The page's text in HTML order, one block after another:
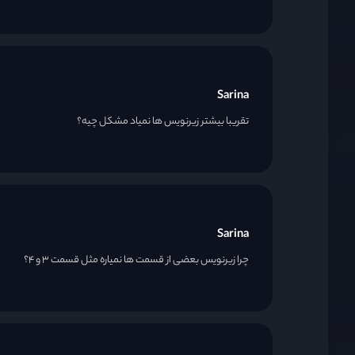
Sarina
تقریبا بیشتر زیرنویس ها نمیاد مشکل چیه؟
Sarina
چرا زیرنویس بعضی از قسمت ها نمیاره مثل قسمت ۳ و ۴؟